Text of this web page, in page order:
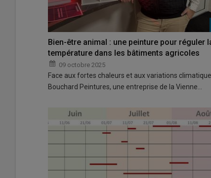
Bien-être animal : une peinture pour réguler
température dans les bâtiments agricoles
09 octobre 2025
Face aux fortes chaleurs et aux variations
Bouchard Peintures, une entreprise de la Vienne…